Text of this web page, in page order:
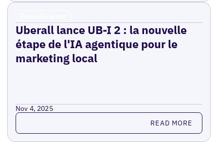
Uberall lance UB-I 2 : la nouvelle
étape de l'IA agentique pour le
marketing local
Nov 4, 2025
Read more READ MORE